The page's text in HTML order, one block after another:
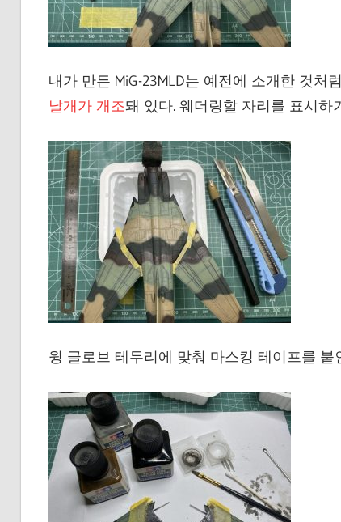
내가 만든 MiG-23MLD는 예전에 소개한 것처
날개가 개조돼 있다. 웨더링할 자리를 표시하
윙 글로브 테두리에 맞춰 마스킹 테이프를 붙